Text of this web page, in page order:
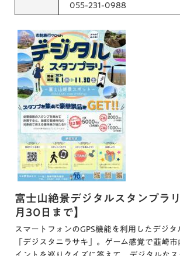
055-231-0988
富士山絶景デジタルスタンプラ
月30日まで】
スマートフォンのGPS機能を利用したデジ
「デジスタニラサキ」。ゲーム感覚で韮崎